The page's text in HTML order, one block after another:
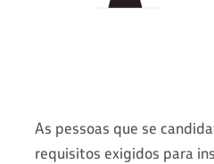
As pessoas que se
requisitos exigidos para